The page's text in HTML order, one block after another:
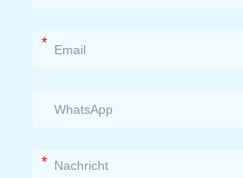
*
*